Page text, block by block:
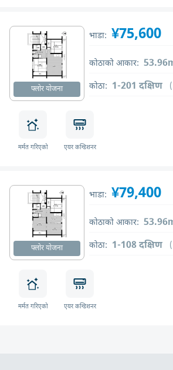
फ्लोर योजना
भाडा: ¥75,600
कोठाको आकार:
कोठा: 1-201 दक्षिण
मर्मत गरिएको एयर कन्डिशनर
फ्लोर योजना
भाडा: ¥79,400
कोठाको आकार:
कोठा: 1-108 दक्षिण
मर्मत गरिएको एयर कन्डिशनर